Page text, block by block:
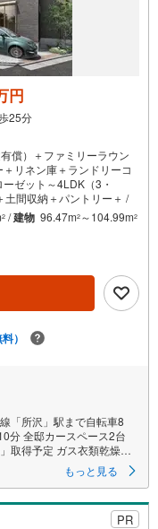
円
25分
償）＋ファミリーラウン
リネン庫＋ランドリーコ
ゼット～4LDK（3・
間収納＋パントリー＋ /
2 /建物 96.47m2 ～104.99m2
）
暖房・宅配ボックス
もっと見る
PR